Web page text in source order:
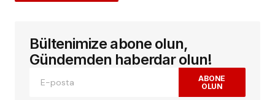
E-posta adresiniz yayınlanmayacak.
alanlar*ile işaretlenmişlerdir
Yorum
Bültenimize abone olun,
Gündemden haberdar olun!
ABONE
OLUN